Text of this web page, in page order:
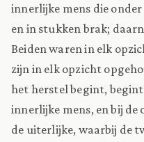
innerlijke mens die
en in stukken brak;
Beiden waren in elk
zijn in elk opzicht
het herstel begint,
innerlijke mens, en bij
de uiterlijke, waarbij de